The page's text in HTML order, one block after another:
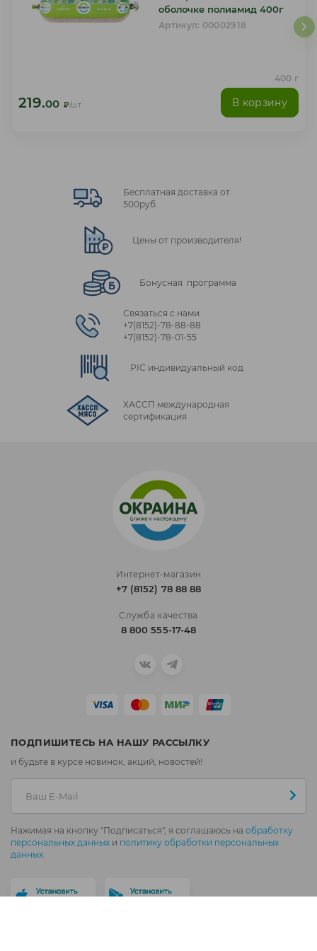
оболочке полиамид 400г
Артикул: 00002918
400 г
219.00 ₽/шт В корзину
Бесплатная доставка от
500руб.
Цены от производителя!
Бонусная программа
Связаться с нами
+7(8152)‑78‑88‑88
+7(8152)‑78‑01‑55
PIC индивидуальный код
ХАССП международная
сертификация
Интернет-магазин
+7 (8152) 78 88 88
Служба качества
8 800 555-17-48
ПОДПИШИТЕСЬ НА НАШУ РАССЫЛКУ
и будьте в курсе новинок, акций, новостей!
Нажимая на кнопку "Подписаться", я соглашаюсь на обработку
персональных данных и политику обработки персональных
данных